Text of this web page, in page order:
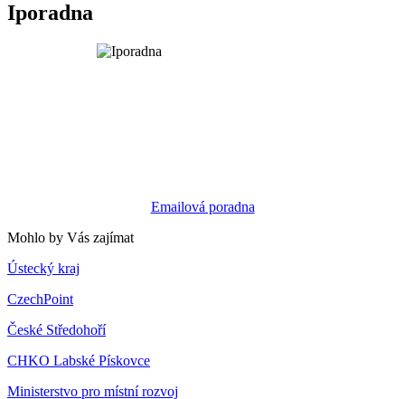
Iporadna
Emailová poradna
Mohlo by Vás zajímat
Ústecký kraj
CzechPoint
České Středohoří
CHKO Labské Pískovce
Ministerstvo pro místní rozvoj